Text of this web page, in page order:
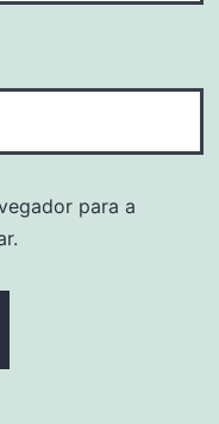
para a